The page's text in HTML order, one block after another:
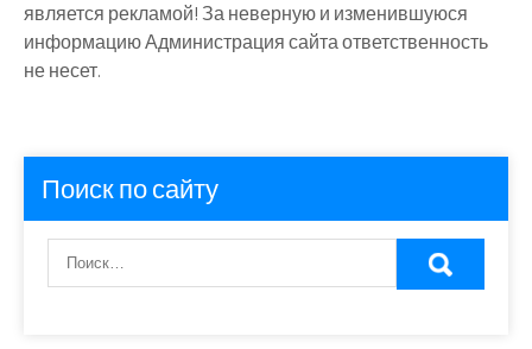
является рекламой! За неверную и изменившуюся
информацию Администрация сайта ответственность
не несет.
Поиск по сайту